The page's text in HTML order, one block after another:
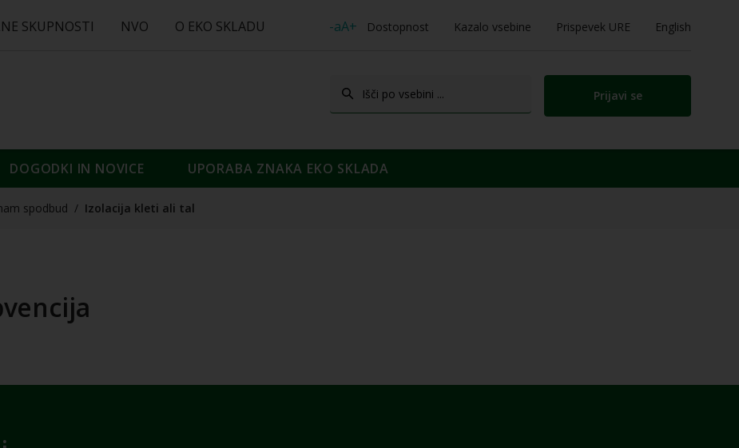
SKUPNOSTI NVO O EKO SKLADU -aA+ Dostopnost Kazalo vsebine Prispevek URE English
Prijavi se
DOGODKI IN NOVICE UPORABA ZNAKA EKO SKLADA
spodbud / Izolacija kleti ali tal